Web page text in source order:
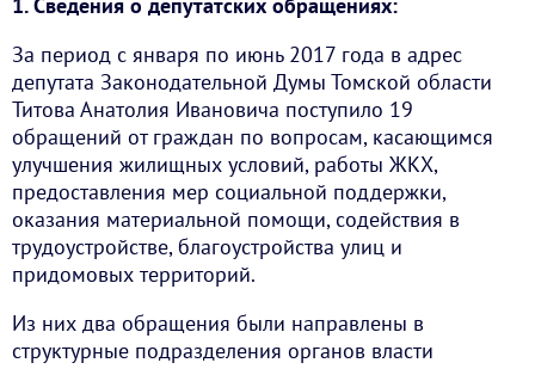
За период с января по июнь 2017 года в адрес
депутата Законодательной Думы Томской области
Титова Анатолия Ивановича поступило 19
обращений от граждан по вопросам, касающимся
улучшения жилищных условий, работы ЖКХ,
предоставления мер социальной поддержки,
оказания материальной помощи, содействия в
трудоустройстве, благоустройства улиц и
придомовых территорий.
Из них два обращения были направлены в
структурные подразделения органов власти